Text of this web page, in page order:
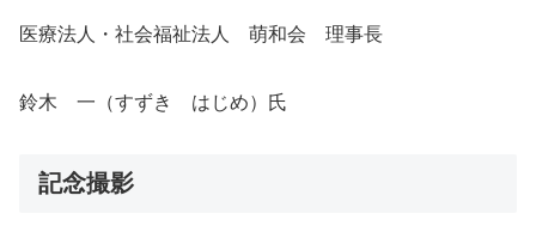
医療法人・社会福祉法人 萌和会 理事長
鈴木 一（すずき はじめ）氏
記念撮影